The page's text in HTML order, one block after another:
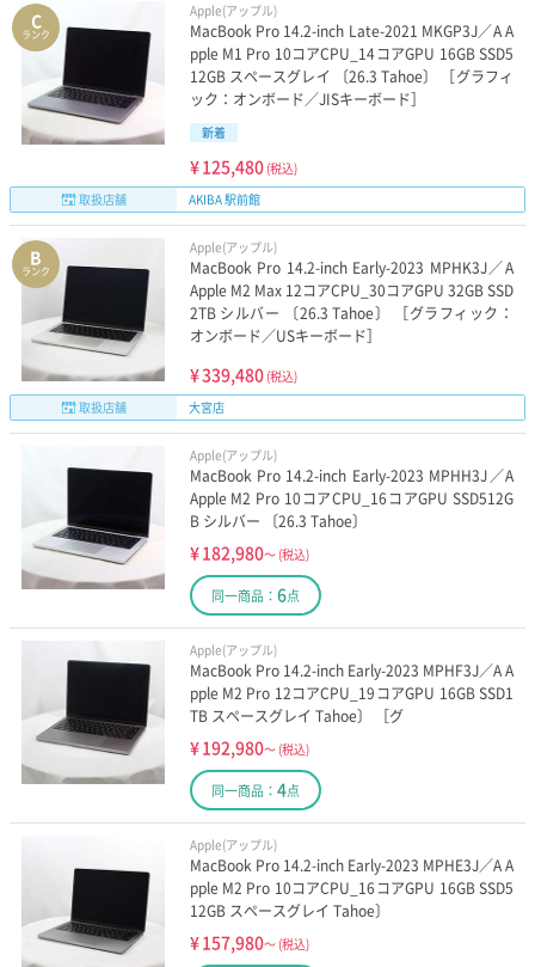
C
ランク
Apple(アップル)
MacBook Pro 14.2-inch Late-2021 MKGP3J／A A
pple M1 Pro 10コアCPU_14コアGPU 16GB SSD5
12GB スペースグレイ 〔26.3 Tahoe〕 ［グラフィ
ック：オンボード／JISキーボード］
新着
¥125,480 (税込)
取扱店舗
AKIBA 駅前館
B
ランク
Apple(アップル)
MacBook Pro 14.2-inch Early-2023 MPHK3J／A
Apple M2 Max 12コアCPU_30コアGPU 32GB SSD
2TB シルバー 〔26.3 Tahoe〕 ［グラフィック：
オンボード／USキーボード］
¥339,480 (税込)
取扱店舗
大宮店
Apple(アップル)
MacBook Pro 14.2-inch Early-2023 MPHH3J／A
Apple M2 Pro 10コアCPU_16コアGPU SSD512G
B シルバー 〔26.3 Tahoe〕
¥182,980～ (税込)
同一商品： 6点
Apple(アップル)
MacBook Pro 14.2-inch Early-2023 MPHF3J／A A
pple M2 Pro 12コアCPU_19コアGPU 16GB SSD1
TB スペースグレイ Tahoe〕 ［グ
¥192,980～ (税込)
同一商品： 4点
Apple(アップル)
MacBook Pro 14.2-inch Early-2023 MPHE3J／A A
pple M2 Pro 10コアCPU_16コアGPU 16GB SSD5
12GB スペースグレイ Tahoe〕
¥157,980～ (税込)